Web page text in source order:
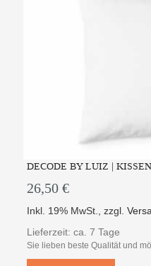
DECODE BY LUIZ |
26,50 €
Inkl. 19% MwSt. ,zzgl.
Lieferzeit: ca. 7 Tage
Sie lieben beste Qualität und